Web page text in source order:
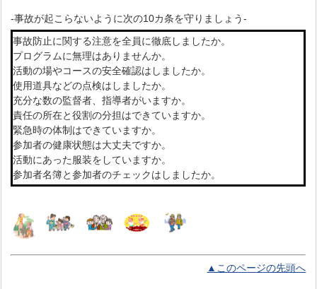
‐事故が起こらないように次の10カ条を守りましょう-
事故防止に関する注意を全員に徹底しましたか。
プログラムに無理はありませんか。
活動の場やコースの安全確認はしましたか。
使用道具などの点検はしましたか。
充分な数の監督者、指導者がいますか。
責任の所在と役割の分担はできていますか。
緊急時の体制はできていますか。
参加者の健康状態は大丈夫ですか。
活動にあった服装をしていますか。
参加者名簿と参加者のチェックはしましたか。
▲このページの先頭へ